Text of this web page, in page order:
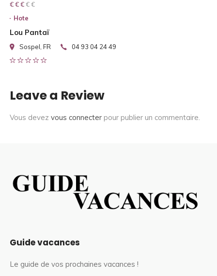
€ € € € €
€ € €
Hote
Lou Pantaï
Sospel, FR 04 93 04 24 49
Leave a Review
Vous devez vous connecter pour publier un commentaire.
Guide vacances
Le guide de vos prochaines vacances !